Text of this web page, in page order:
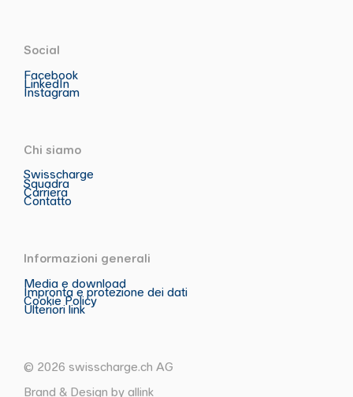
Social
Facebook
LinkedIn
Instagram
Chi siamo
Swisscharge
Squadra
Carriera
Contatto
Informazioni generali
Media e download
Impronta e protezione dei dati
Cookie Policy
Ulteriori link
© 2026 swisscharge.ch AG
Brand & Design by allink